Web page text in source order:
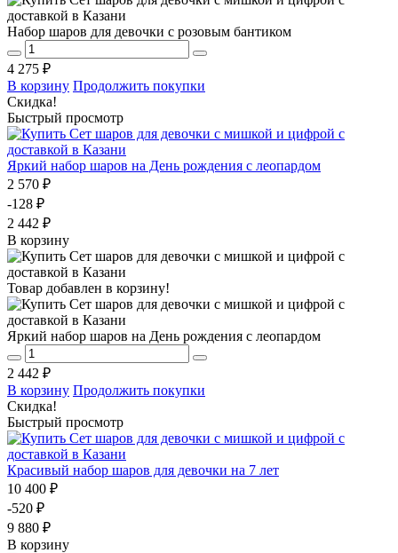
Набор шаров для девочки с розовым бантиком
4 275 ₽
В корзину Продолжить покупки
Скидка!
Быстрый просмотр
Яркий набор шаров на День рождения с леопардом
2 570 ₽
-128 ₽
2 442 ₽
В корзину
Товар добавлен в корзину!
Яркий набор шаров на День рождения с леопардом
2 442 ₽
В корзину Продолжить покупки
Скидка!
Быстрый просмотр
Красивый набор шаров для девочки на 7 лет
10 400 ₽
-520 ₽
9 880 ₽
В корзину